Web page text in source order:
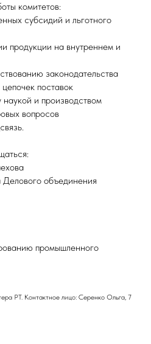
комитетов:
субсидий и льготного
продукции на внутреннем и
законодательства
поставок
и производством
вопросов
объединения
промышленного
РТ. Контактное лицо: Серенко Ольга, 7